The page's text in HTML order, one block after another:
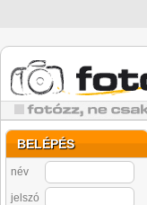
BELÉPÉS
név
jelszó